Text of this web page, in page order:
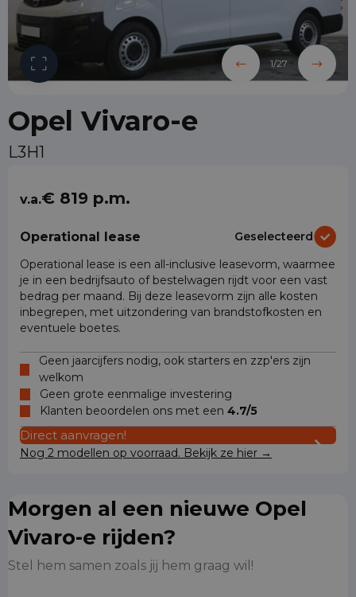
1/27
Opel Vivaro-e
L3H1
v.a.€ 819 p.m.
Operational lease
Geselecteerd
Operational lease is een all-inclusive leasevorm, waarmee
je in een bedrijfsauto of bestelwagen rijdt voor een vast
bedrag per maand. Bij deze leasevorm zijn alle kosten
inbegrepen, met uitzondering van brandstofkosten en
eventuele boetes.
Geen jaarcijfers nodig, ook starters en zzp'ers zijn
welkom
Geen grote eenmalige investering
Klanten beoordelen ons met een 4.7/5
Direct aanvragen!
Nog 2 modellen op voorraad. Bekijk ze hier →
Morgen al een nieuwe Opel
Vivaro-e rijden?
Stel hem samen zoals jij hem graag wil!